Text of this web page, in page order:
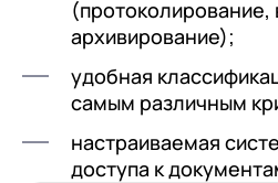
архивирование);
удобная
самым различным
настраиваемая
доступа к